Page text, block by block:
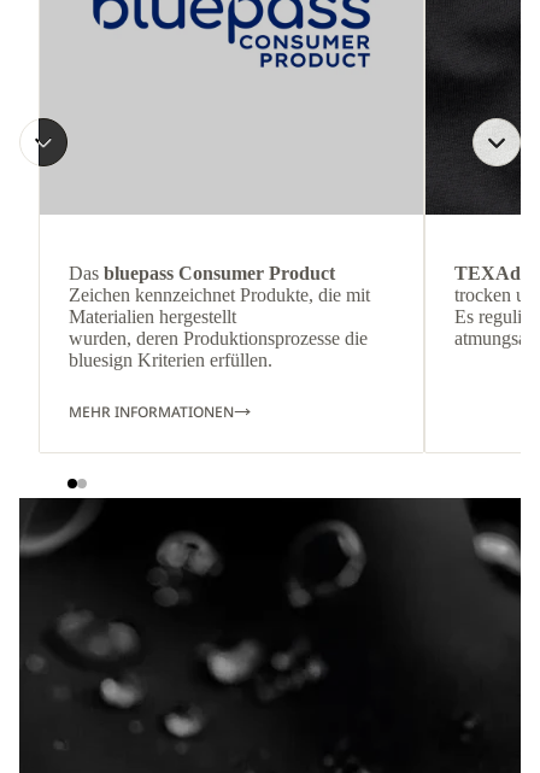
Das bluepass Consumer Product
Zeichen kennzeichnet Produkte, die mit
Materialien hergestellt
wurden, deren Produktionsprozesse die
bluesign Kriterien erfüllen.
MEHR INFORMATIONEN
TEXAdri
trocken
Es